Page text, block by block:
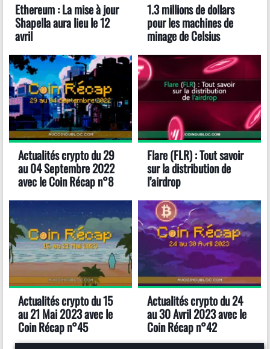
Ethereum : La mise à jour
Shapella aura lieu le 12
avril
1.3 millions de dollars
pour les machines de
minage de Celsius
Actualités crypto du 29
au 04 Septembre 2022
avec le Coin Récap n°8
Flare (FLR) : Tout savoir
sur la distribution de
l’airdrop
Actualités crypto du 15
au 21 Mai 2023 avec le
Coin Récap n°45
Actualités crypto du 24
au 30 Avril 2023 avec le
Coin Récap n°42